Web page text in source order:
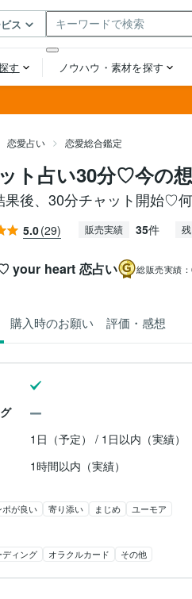
恋愛占い 恋愛総合鑑定
ト占い30分♡今の
果後、30分チャット開始♡
5.0(29) 販売実績 35件
your heart 恋占い 総販売実績：
購入時のお願い 評価・感想
1日（予定） / 1日以内（実績）
1時間以内（実績）
ポが良い 寄り添い まじめ ユーモア
ディング オラクルカード その他